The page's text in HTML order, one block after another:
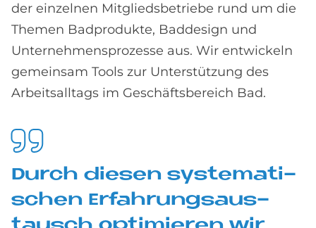
der einzelnen Mitgliedsbetriebe rund um die
Themen Badprodukte, Baddesign und
Unternehmensprozesse aus. Wir entwickeln
gemeinsam Tools zur Unterstützung des
Arbeitsalltags im Geschäftsbereich Bad.
Durch die­sen sy­ste­ma­ti­
schen Er­fah­rungs­aus­